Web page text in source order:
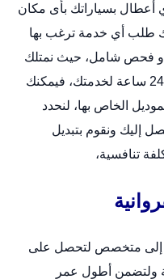
أعطال بسياراتك بأى مكان
طلب أي خدمة ترغب بها
أو فحص شامل، حيث نمتلك
خدمة عملاء مميزة تعمل على مدار 24 ساعة لخدمتك، فيمكنك
الخاص بها، لنحدد
إليك ونقوم بتبديل
تنافسية،
إلى متخصص لتحصل على
ولتضمن أطول عمر